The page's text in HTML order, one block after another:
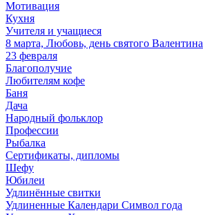
Мотивация
Кухня
Учителя и учащиеся
8 марта, Любовь, день святого Валентина
23 февраля
Благополучие
Любителям кофе
Баня
Дача
Народный фольклор
Профессии
Рыбалка
Сертификаты, дипломы
Шефу
Юбилеи
Удлинённые свитки
Удлиненные Календари Символ года